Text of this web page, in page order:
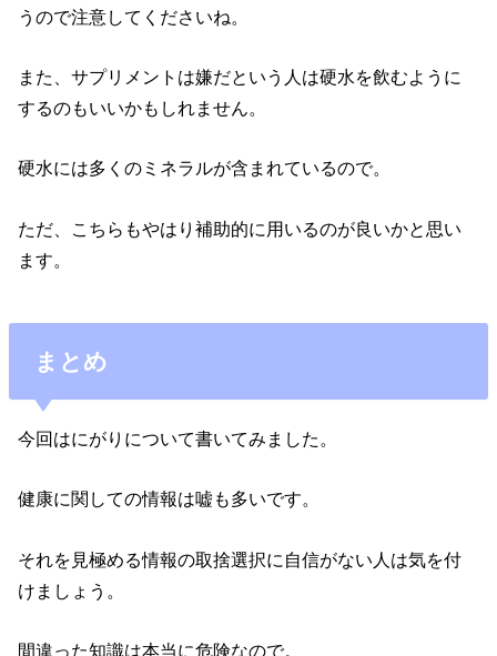
うので注意してくださいね。
また、サプリメントは嫌だという人は硬水を飲むように
するのもいいかもしれません。
硬水には多くのミネラルが含まれているので。
ただ、こちらもやはり補助的に用いるのが良いかと思い
ます。
まとめ
今回はにがりについて書いてみました。
健康に関しての情報は嘘も多いです。
それを見極める情報の取捨選択に自信がない人は気を付
けましょう。
間違った知識は本当に危険なので。